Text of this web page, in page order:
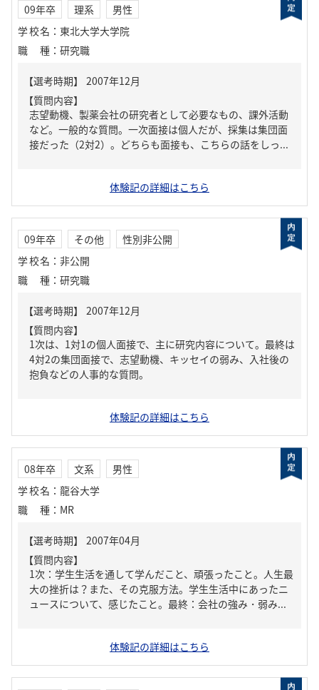
09年卒 理系
男性
学校名 ： 東北大学大学院
職種 ： 研究職
【質問内容】
志望動機、製薬会社の研究者として必要なもの、課外活動
など。一般的な質問。一次面接は個人だが、採集は集団面
接だった（2対2）。どちらも面接も、こちらの話をしっ...
体験記の詳細はこちら
09年卒 その他
性別非公開
学校名 ： 非公開
職種 ： 研究職
【質問内容】
1次は、1対1の個人面接で、主に研究内容について。最終は
4対2の集団面接で、志望動機、キッセイの弱み、入社後の
抱負などの人事的な質問。
体験記の詳細はこちら
08年卒 文系
男性
学校名 ： 龍谷大学
職種 ： MR
【質問内容】
1次：学生生活を通して学んだこと、頑張ったこと。人生最
大の挫折は？また、その克服方法。学生生活中にあったニ
ュースについて、感じたこと。最終：会社の強み・弱み...
体験記の詳細はこちら